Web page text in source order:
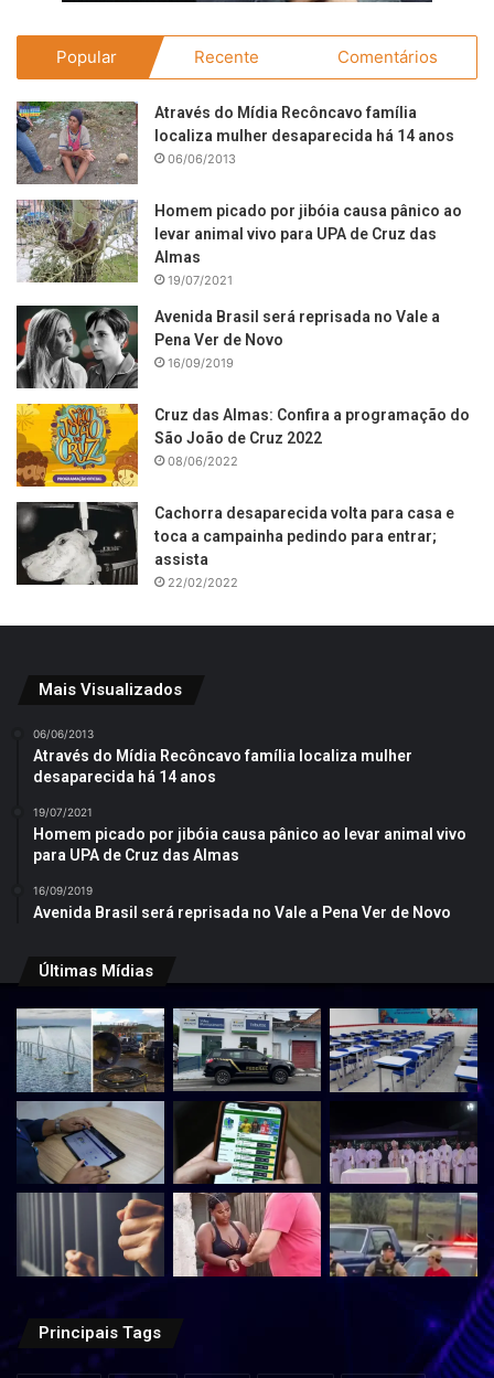
Popular Recente Comentários
Através do Mídia Recôncavo família
localiza mulher desaparecida há 14 anos
06/06/2013
Homem picado por jibóia causa pânico ao
levar animal vivo para UPA de Cruz das
Almas
19/07/2021
Avenida Brasil será reprisada no Vale a
Pena Ver de Novo
16/09/2019
Cruz das Almas: Confira a programação do
São João de Cruz 2022
08/06/2022
Cachorra desaparecida volta para casa e
toca a campainha pedindo para entrar;
assista
22/02/2022
Mais Visualizados
06/06/2013
Através do Mídia Recôncavo família localiza mulher
desaparecida há 14 anos
19/07/2021
Homem picado por jibóia causa pânico ao levar animal vivo
para UPA de Cruz das Almas
16/09/2019
Avenida Brasil será reprisada no Vale a Pena Ver de Novo
Últimas Mídias
Principais Tags